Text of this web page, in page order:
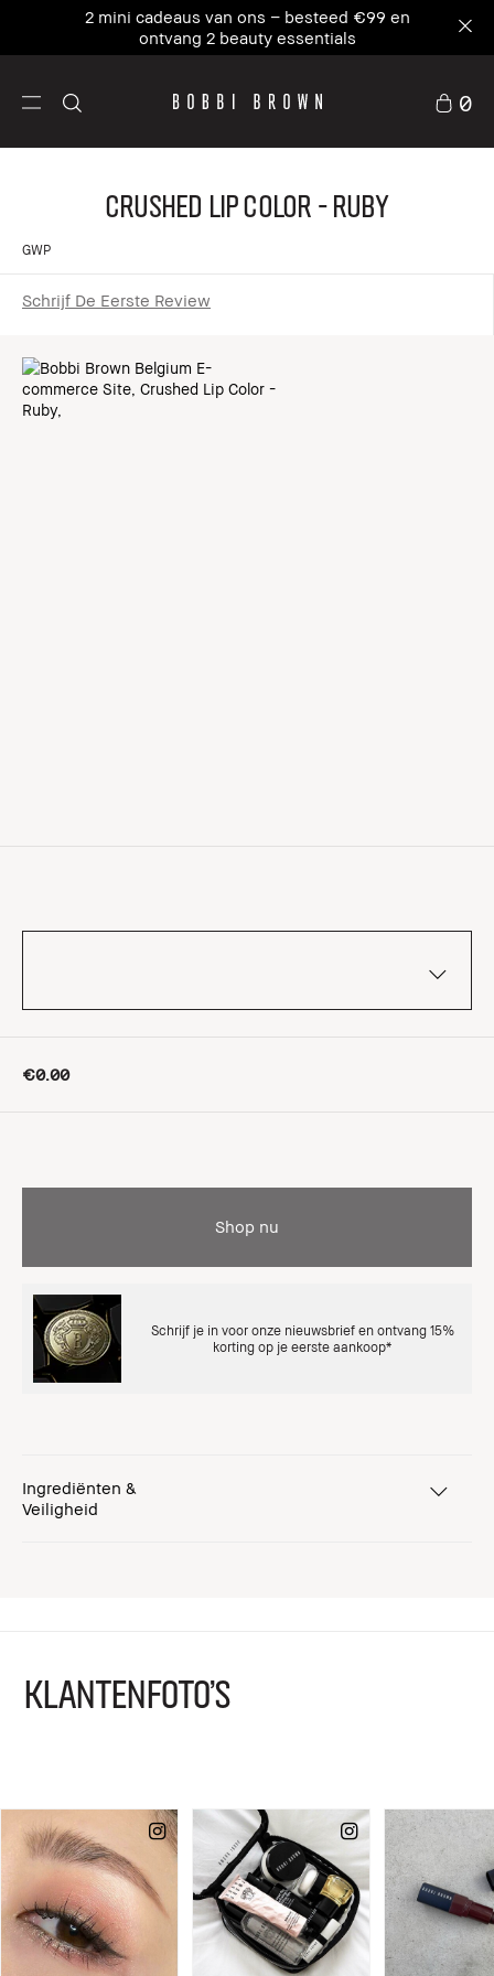
2 mini cadeaus van ons – besteed €99 en
ontvang 2 beauty essentials
0
Crushed Lip Color - Ruby
GWP
Schrijf De Eerste Review
€0.00
Shop nu
Schrijf je in voor onze nieuwsbrief en ontvang 15%
korting op je eerste aankoop*
Ingrediënten &
Veiligheid
KLANTENFOTO'S